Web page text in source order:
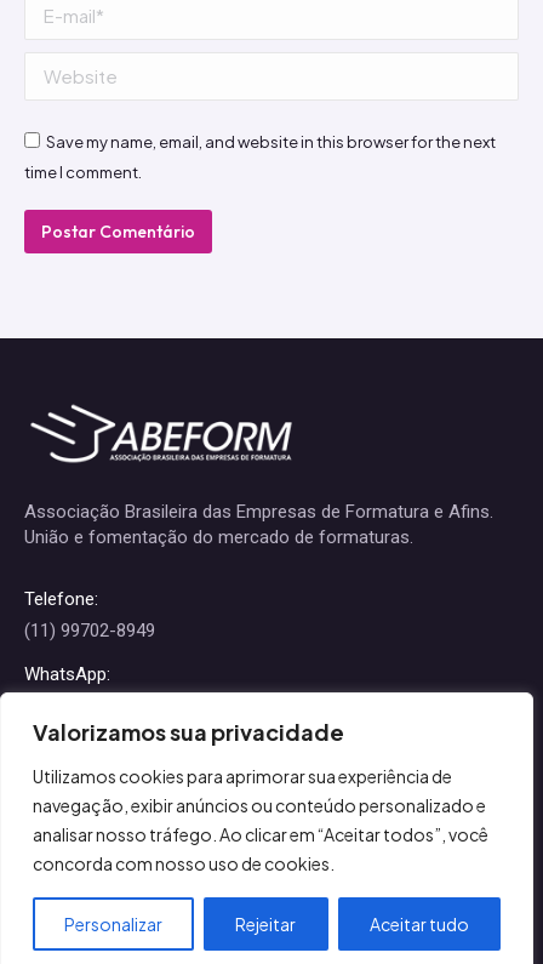
Valorizamos sua privacidade
Utilizamos cookies para aprimorar sua experiência de
navegação, exibir anúncios ou conteúdo personalizado e
analisar nosso tráfego. Ao clicar em “Aceitar todos”, você
concorda com nosso uso de cookies.
Personalizar Rejeitar Aceitar tudo
E-mail *
Website
Save my name, email, and website in this browser for the next
time I comment.
Postar Comentário
Associação Brasileira das Empresas de Formatura e Afins.
União e fomentação do mercado de formaturas.
Telefone:
(11) 99702-8949
WhatsApp:
contato@abeform.com.br
Encontre-nos em:
Facebook
page
YouTube
page
Instagram
page
Whatsapp
page
Menu Abeform rodapé
© 2026 ABEFORM. Todos os direitos reservados.